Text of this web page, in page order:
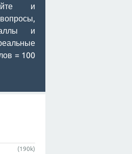
и
и
= 100
(190k)